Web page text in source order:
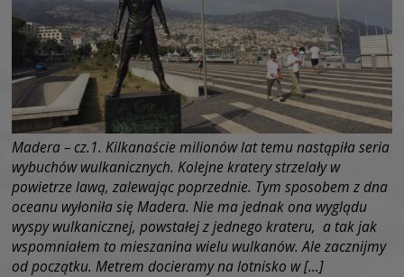
Madera – cz.1. Kilkanaście milionów lat temu nastąpiła seria
wybuchów wulkanicznych. Kolejne kratery strzelały w
powietrze lawą, zalewając poprzednie. Tym sposobem z dna
oceanu wyłoniła się Madera. Nie ma jednak ona wyglądu
wyspy wulkanicznej, powstałej z jednego krateru, a tak jak
wspomniałem to mieszanina wielu wulkanów. Ale zacznijmy
od początku. Metrem docieramy na lotnisko w […]